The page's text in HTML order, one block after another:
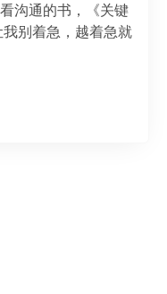
沟通的书，《关键
别着急，越着急就